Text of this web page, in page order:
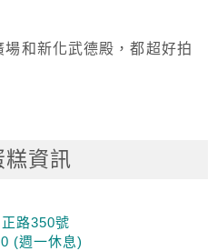
和新化武德殿，都超好拍
糕資訊
路350號
(週一休息)